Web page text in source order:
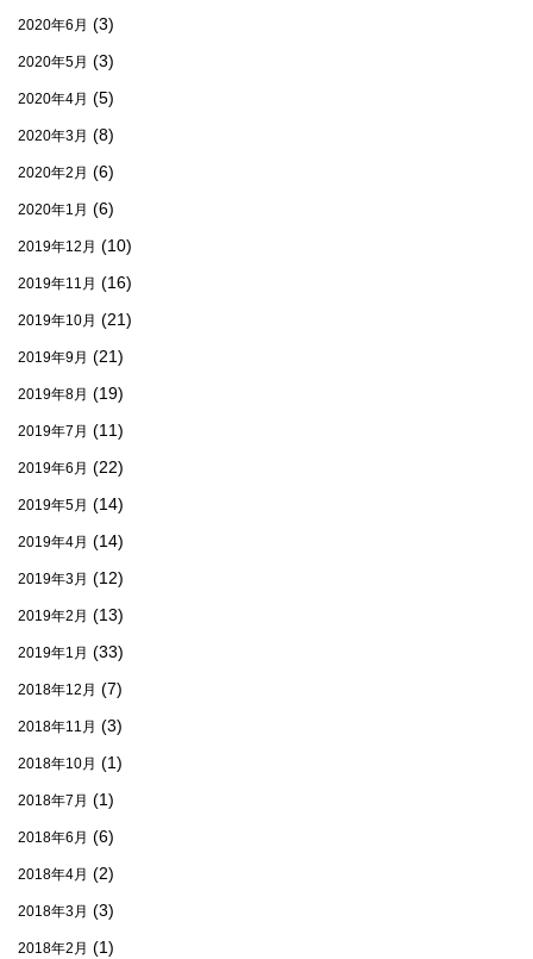
2020年6月 (3)
2020年5月 (3)
2020年4月 (5)
2020年3月 (8)
2020年2月 (6)
2020年1月 (6)
2019年12月 (10)
2019年11月 (16)
2019年10月 (21)
2019年9月 (21)
2019年8月 (19)
2019年7月 (11)
2019年6月 (22)
2019年5月 (14)
2019年4月 (14)
2019年3月 (12)
2019年2月 (13)
2019年1月 (33)
2018年12月 (7)
2018年11月 (3)
2018年10月 (1)
2018年7月 (1)
2018年6月 (6)
2018年4月 (2)
2018年3月 (3)
2018年2月 (1)